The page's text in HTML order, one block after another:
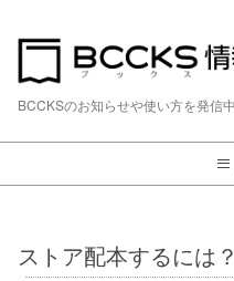
BCCKSのお知らせや使い方を発信中
ストア配本するには？